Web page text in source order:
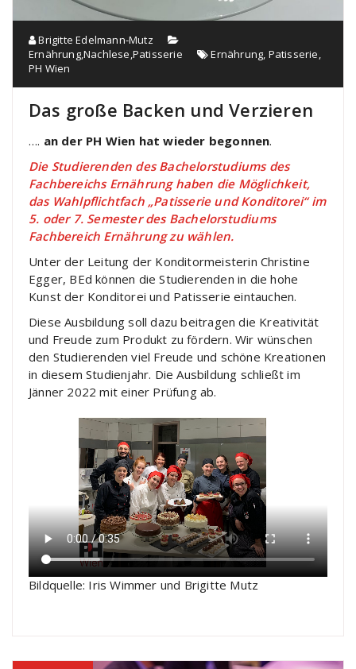
Brigitte Edelmann-Mutz
Ernährung,Nachlese,Patisserie Ernährung, Patisserie,
PH Wien
Das große Backen und Verzieren
…. an der PH Wien hat wieder begonnen.
Die Studierenden des Bachelorstudiums des
Fachbereichs Ernährung haben die Möglichkeit,
das Wahlpflichtfach „Patisserie und Konditorei“ im
5. oder 7. Semester des Bachelorstudiums
Fachbereich Ernährung zu wählen.
Unter der Leitung der Konditormeisterin Christine
Egger, BEd können die Studierenden in die hohe
Kunst der Konditorei und Patisserie eintauchen.
Diese Ausbildung soll dazu beitragen die Kreativität
und Freude zum Produkt zu fördern. Wir wünschen
den Studierenden viel Freude und schöne Kreationen
in diesem Studienjahr. Die Ausbildung schließt im
Jänner 2022 mit einer Prüfung ab.
Bildquelle: Iris Wimmer und Brigitte Mutz